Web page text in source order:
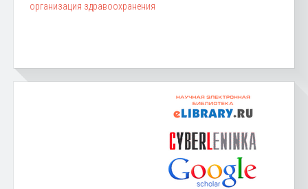
организация здравоохранения